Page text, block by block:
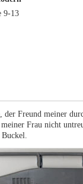
9-13
Freund meiner
Frau nicht